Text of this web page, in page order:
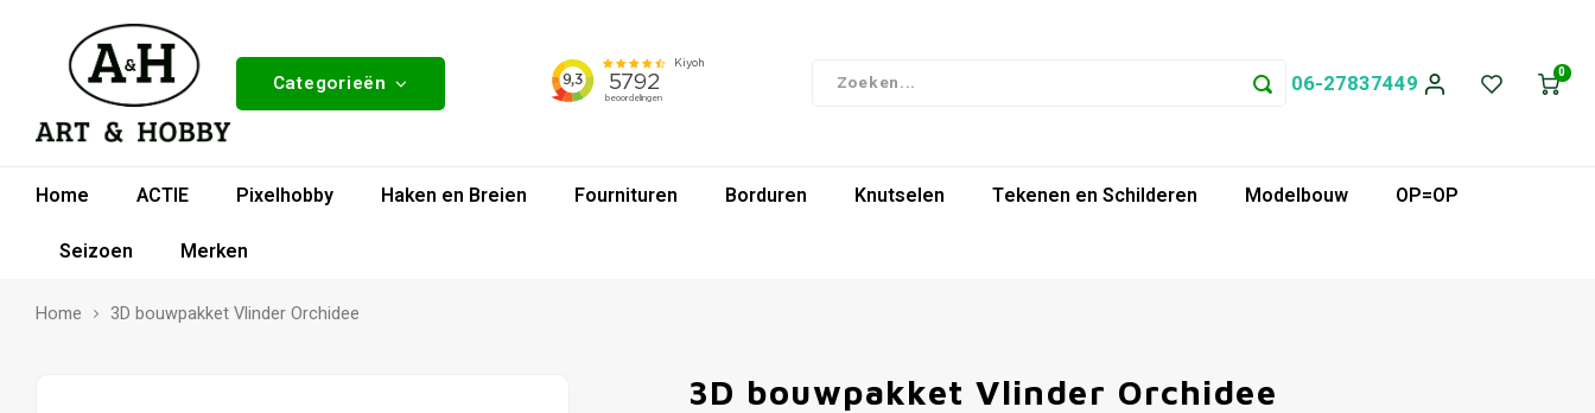
Categorieën 06-27837449 0
Home ACTIE Pixelhobby Haken en Breien Fournituren Borduren Knutselen Tekenen en Schilderen Modelbouw
OP=OP
Seizoen
Merken
Home 3D bouwpakket Vlinder Orchidee
3D bouwpakket Vlinder Orchidee